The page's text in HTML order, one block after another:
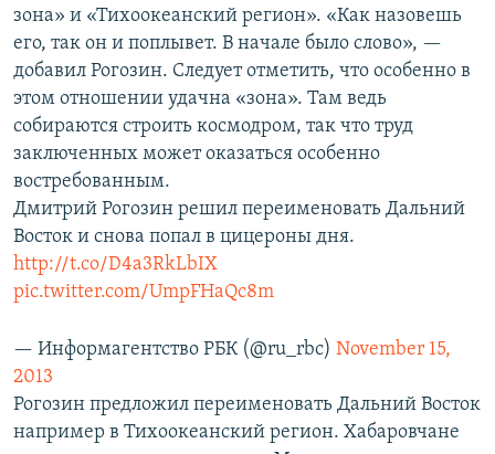
зона» и «Тихоокеанский регион». «Как назовешь
его, так он и поплывет. В начале было слово», —
добавил Рогозин. Следует отметить, что особенно в
этом отношении удачна «зона». Там ведь
собираются строить космодром, так что труд
заключенных может оказаться особенно
востребованным.
Дмитрий Рогозин решил переименовать Дальний
Восток и снова попал в цицероны дня.
http://t.co/D4a3RkLbIX
pic.twitter.com/UmpFHaQc8m
— Информагентство РБК (@ru_rbc) November 15,
2013
Рогозин предложил переименовать Дальний Восток
например в Тихоокеанский регион. Хабаровчане